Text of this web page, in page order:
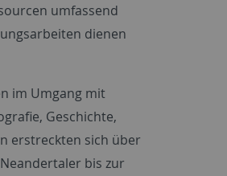
umfassend
dienen
im Umgang mit
Geschichte,
erstreckten sich über
bis zur